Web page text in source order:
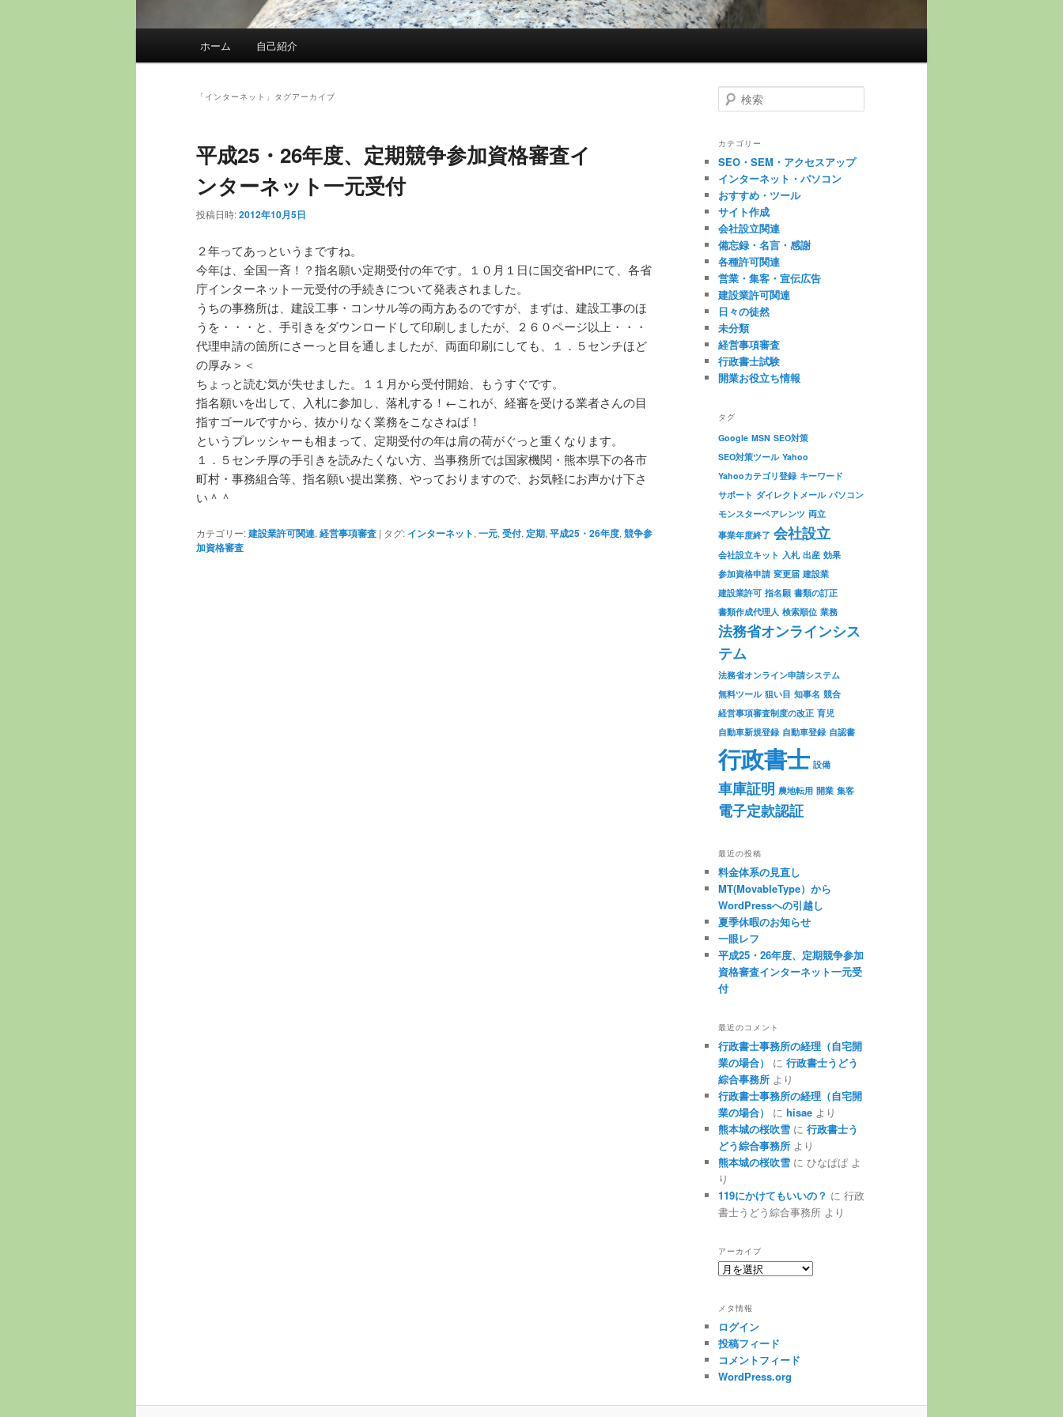
ホーム 自己紹介
「 インターネット 」タグアーカイブ
平成25・26年度、定期競争参加資格審査イ
ンターネット一元受付
投稿日時:2012年10月5日
２年ってあっというまですね。
今年は、全国一斉！？指名願い定期受付の年です。１０月１日に国交省HPにて、各省
庁インターネット一元受付の手続きについて発表されました。
うちの事務所は、建設工事・コンサル等の両方あるのですが、まずは、建設工事のほ
うを・・・と、手引きをダウンロードして印刷しましたが、２６０ページ以上・・・
代理申請の箇所にさーっと目を通しましたが、両面印刷にしても、１．５センチほど
の厚み＞＜
ちょっと読む気が失せました。１１月から受付開始、もうすぐです。
指名願いを出して、入札に参加し、落札する！←これが、経審を受ける業者さんの目
指すゴールですから、抜かりなく業務をこなさねば！
というプレッシャーも相まって、定期受付の年は肩の荷がぐっと重くなります。
１．５センチ厚の手引きを読みたくない方、当事務所では国家機関・熊本県下の各市
町村・事務組合等、指名願い提出業務、やっておりますので、お気軽にお声かけ下さ
い＾＾
カテゴリー:建設業許可関連, 経営事項審査 | タグ: インターネット, 一元, 受付, 定期, 平成25・26年度, 競争参
加資格審査
検
索
カテゴリー
SEO・SEM・アクセスアップ
インターネット・パソコン
おすすめ・ツール
サイト作成
会社設立関連
備忘録・名言・感謝
各種許可関連
営業・集客・宣伝広告
建設業許可関連
日々の徒然
未分類
経営事項審査
行政書士試験
開業お役立ち情報
タグ
Google MSN SEO対策
SEO対策ツール Yahoo
Yahooカテゴリ登録 キーワード
サポート ダイレクトメール パソコン
モンスターペアレンツ 両立
事業年度終了 会社設立
会社設立キット 入札 出産 効果
参加資格申請 変更届 建設業
建設業許可 指名願 書類の訂正
書類作成代理人 検索順位 業務
法務省オンラインシス
テム
法務省オンライン申請システム
無料ツール 狙い目 知事名 競合
経営事項審査制度の改正 育児
自動車新規登録 自動車登録 自認書
行政書士 設備
車庫証明 農地転用 開業 集客
電子定款認証
最近の投稿
料金体系の見直し
MT(MovableType）から
WordPressへの引越し
夏季休暇のお知らせ
一眼レフ
平成25・26年度、定期競争参加
資格審査インターネット一元受
付
最近のコメント
行政書士事務所の経理（自宅開
業の場合）
に 行政書士うどう
綜合事務所 より
行政書士事務所の経理（自宅開
業の場合）
に hisae より
熊本城の桜吹雪 に 行政書士う
どう綜合事務所 より
熊本城の桜吹雪 に ひなぱぱ よ
り
119にかけてもいいの？ に 行政
書士うどう綜合事務所 より
アーカイブ
ア
イ
ブ
メタ情報
ログイン
投稿フィード
コメントフィード
WordPress.org